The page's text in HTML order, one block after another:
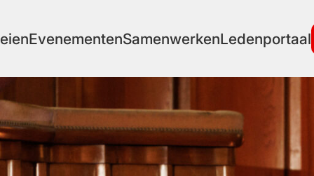
EvenementenSamenwerkenLedenportaal